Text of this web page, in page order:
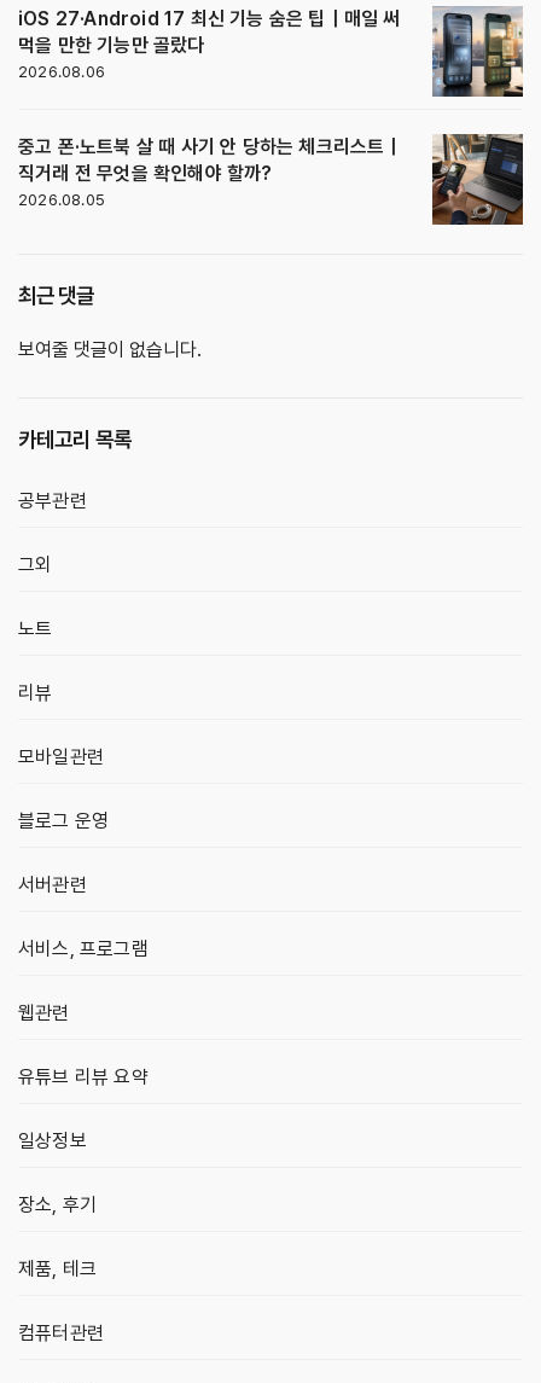
iOS 27·Android 17 최신 기능 숨은 팁｜매일 써
먹을 만한 기능만 골랐다
2026.08.06
중고 폰·노트북 살 때 사기 안 당하는 체크리스트｜
직거래 전 무엇을 확인해야 할까?
2026.08.05
최근 댓글
보여줄 댓글이 없습니다.
카테고리 목록
공부관련
그외
노트
리뷰
모바일관련
블로그 운영
서버관련
서비스, 프로그램
웹관련
유튜브 리뷰 요약
일상정보
장소, 후기
제품, 테크
컴퓨터관련